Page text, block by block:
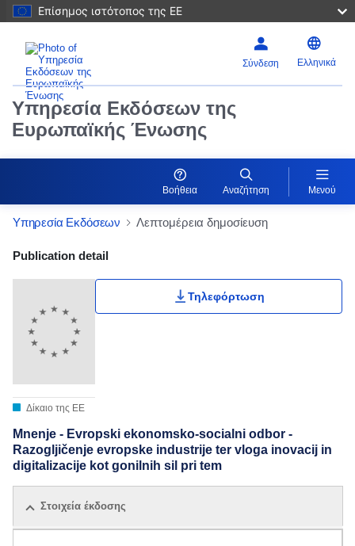
Επίσημος ιστότοπος της ΕΕ
Σύνδεση Ελληνικά
Υπηρεσία Εκδόσεων της
Ευρωπαϊκής Ένωσης
Βοήθεια Αναζήτηση Μενού
Υπηρεσία Εκδόσεων Λεπτομέρεια δημοσίευση
Publication Detail Actions Portlet
Publication detail
Δίκαιο της ΕΕ
Τηλεφόρτωση
Mnenje - Evropski ekonomsko-socialni odbor -
Razogljičenje evropske industrije ter vloga inovacij in
digitalizacije kot gonilnih sil pri tem
Στοιχεία έκδοσης